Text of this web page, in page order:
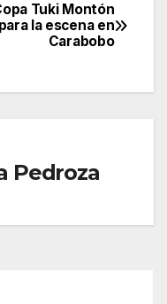
Tuki Montón
la escena en
Carabobo
Pedroza